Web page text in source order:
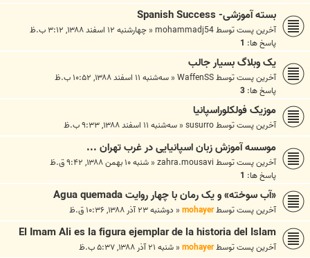
بسته آموزشی- Spanish Success
آخرین پست توسطmohammadj54
« چهارشنبه ۱۲ اسفند ۱۳۸۸, ۳:۱۲ ب.ظ
پاسخ ها: 1
یک وبلاگ بسیار جالب
آخرین پست توسطWaffenSS
« سه‌شنبه ۱۱ اسفند ۱۳۸۸, ۱۰:۵۲ ب.ظ
پاسخ ها: 3
موزیک فولکلوراسپانیا
آخرین پست توسطsusurro
« سه‌شنبه ۱۱ اسفند ۱۳۸۸, ۹:۳۳ ب.ظ
موسسه آموزش زبان اسپانیایی در غرب تهران ...
آخرین پست توسطzahra.mousavi
« شنبه ۱۰ بهمن ۱۳۸۸, ۹:۴۲ ق.ظ
پاسخ ها: 1
«آب سوخته» و یک رمان با چهار روایت Agua quemada
آخرین پست توسطmohayer
« دوشنبه ۲۳ آذر ۱۳۸۸, ۱۰:۳۶ ق.ظ
El Imam Ali es la figura ejemplar de la historia del Islam
آخرین پست توسطmohayer
« شنبه ۲۱ آذر ۱۳۸۸, ۵:۳۷ ب.ظ